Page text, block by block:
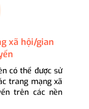
xã hội/gian
có thể được sử
trang mạng xã
trên các nền